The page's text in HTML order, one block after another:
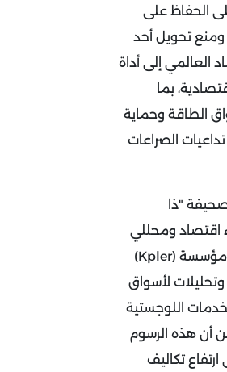
الحفاظ على
ومنع تحويل أحد
العالمي إلى أداة
بما
الطاقة وحماية
تداعيات الصراعات
"ذا
اقتصاد ومحللي
مؤسسة (Kpler
)
لأسواق
اللوجستية
أن هذه الرسوم
تكاليف